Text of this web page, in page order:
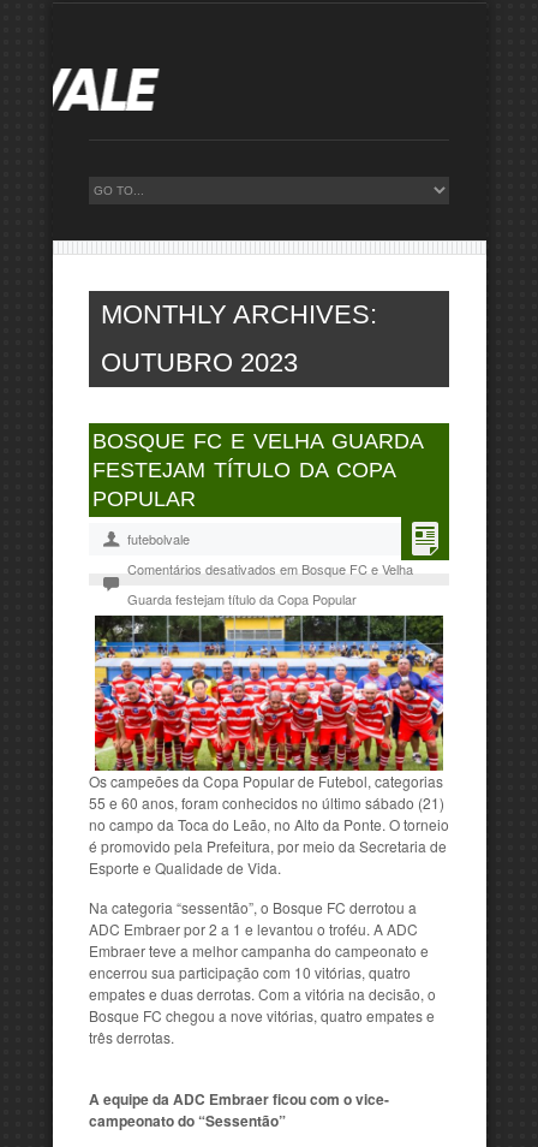
MONTHLY ARCHIVES:
OUTUBRO 2023
BOSQUE FC E VELHA GUARDA
FESTEJAM TÍTULO DA COPA
POPULAR
futebolvale
Comentários desativados em Bosque FC e Velha
Guarda festejam título da Copa Popular
Os campeões da Copa Popular de Futebol, categorias
55 e 60 anos, foram conhecidos no último sábado (21)
no campo da Toca do Leão, no Alto da Ponte. O torneio
é promovido pela Prefeitura, por meio da Secretaria de
Esporte e Qualidade de Vida.
Na categoria “sessentão”, o Bosque FC derrotou a
ADC Embraer por 2 a 1 e levantou o troféu. A ADC
Embraer teve a melhor campanha do campeonato e
encerrou sua participação com 10 vitórias, quatro
empates e duas derrotas. Com a vitória na decisão, o
Bosque FC chegou a nove vitórias, quatro empates e
três derrotas.
A equipe da ADC Embraer ficou com o vice-
campeonato do “Sessentão”